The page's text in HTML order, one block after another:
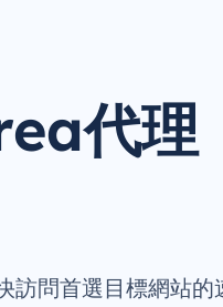
代理
訪問首選目標網站的